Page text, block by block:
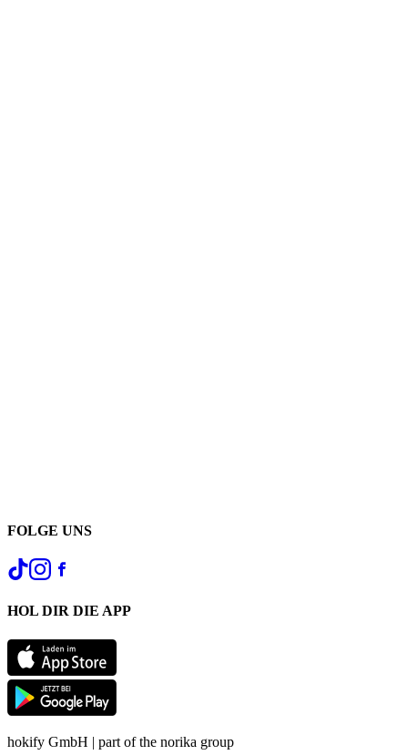
FOLGE UNS
HOL DIR DIE APP
hokify GmbH | part of the norika group